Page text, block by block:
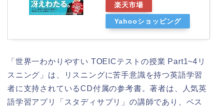
楽天市場
Yahooショッピング
「世界一わかりやすい TOEICテストの授業 Part1~4リ
スニング」は、リスニングに苦手意識を持つ英語学習
者に支持されているCD付属の参考書。著者は、人気英
語学習アプリ「スタディサプリ」の講師であり、ベス